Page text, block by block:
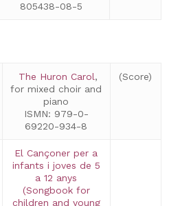
805438-08-5
The Huron Carol,
for mixed choir and
piano
ISMN: 979-0-
69220-934-8
(Score)
El Cançoner per a
infants i joves de 5
a 12 anys
(Songbook for
children and young